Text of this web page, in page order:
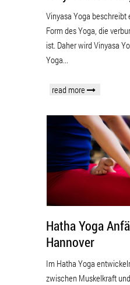
Vinyasa Yoga beschreibt
Form des Yoga, die
ist. Daher wird Vinyasa
Yoga...
read more
Hatha Yoga
Hannover
Im Hatha Yoga
zwischen Muskelkraft